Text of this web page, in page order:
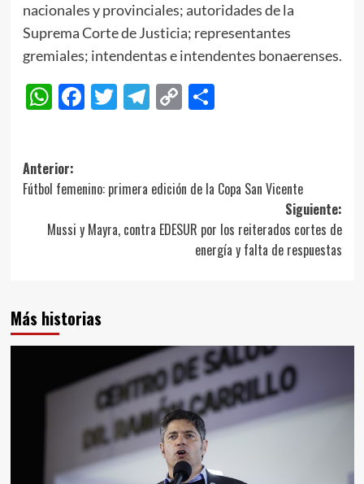
nacionales y provinciales; autoridades de la
Suprema Corte de Justicia; representantes
gremiales; intendentas e intendentes bonaerenses.
WhatsApp
Facebook
Twitter
Telegram
CopyCompartir
Navegación
de
entradas
Anterior:
Fútbol femenino: primera edición de la Copa San Vicente
Siguiente:
Mussi y Mayra, contra EDESUR por los reiterados cortes de
energía y falta de respuestas
Más historias